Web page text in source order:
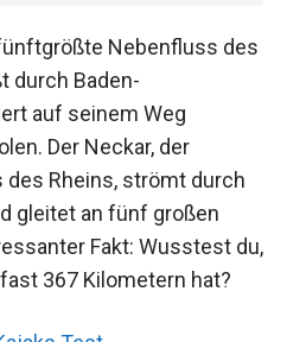
Nebenfluss des
durch Baden-
auf seinem Weg
Der Neckar, der
Rheins, strömt durch
gleitet an fünf großen
Fakt: Wusstest du,
367 Kilometern hat?